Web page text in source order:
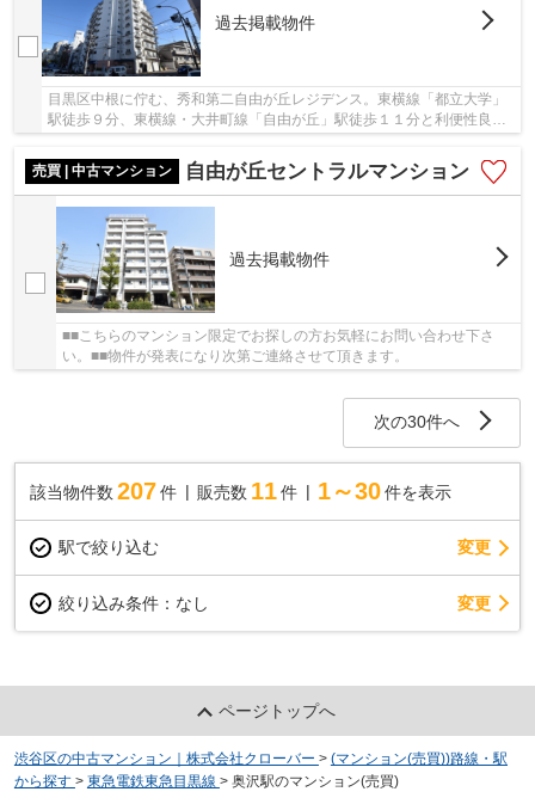
過去掲載物件
目黒区中根に佇む、秀和第二自由が丘レジデンス。東横線「都立大学」
駅徒歩９分、東横線・大井町線「自由が丘」駅徒歩１１分と利便性良好
売買 | 中古マンション
自由が丘セントラルマンション
過去掲載物件
■■こちらのマンション限定でお探しの方お気軽にお問い合わせ下さ
い。■■物件が発表になり次第ご連絡させて頂きます。
次の30件へ
該当物件数 207件 販売数 11 件 1～30 件を表示
駅で絞り込む 変更
絞り込み条件： なし 変更
ページトップへ
渋谷区の中古マンション｜株式会社クローバー > (マンション(売買))路線・駅
から探す > 東急電鉄東急目黒線 > 奥沢駅のマンション(売買)